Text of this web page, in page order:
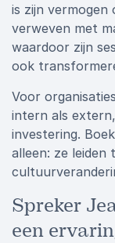
is zijn vermogen
verweven met
waardoor zijn
ook
Voor
intern als
investering.
alleen: ze leiden
Spreker
een